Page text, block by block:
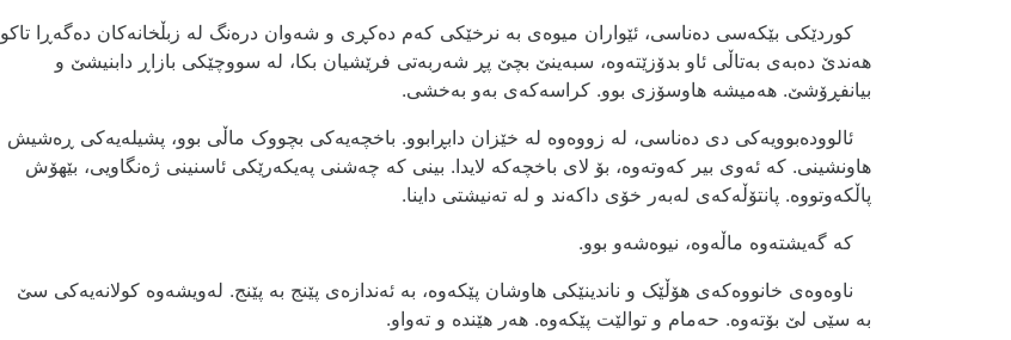
کوردێکی بێکەسی دەناسی، ئێواران میوەی بە نرخێکی کەم دەکڕی و شەوان درەنگ لە زبڵخانەکان دەگەڕا تاکو
ھەندێ دەبەی بەتاڵی ئاو بدۆزێتەوە، سبەینێ بچێ پڕ شەربەتی فرێشیان بکا، لە سووچێکی بازاڕ دابنیشێ و
بیانفڕۆشێ. ھەمیشە ھاوسۆزی بوو. کراسەکەی بەو بەخشی.
ئالوودەبوویەکی دی دەناسی، لە زووەوە لە خێزان دابڕابوو. باخچەیەکی بچووک ماڵی بوو، پشیلەیەکی ڕەشیش
ھاونشینی. کە ئەوی بیر کەوتەوە، بۆ لای باخچەکە لایدا. بینی کە چەشنی پەیکەرێکی ئاسنینی ژەنگاویی، بێھۆش
پاڵکەوتووە. پانتۆڵەکەی لەبەر خۆی داکەند و لە تەنیشتی داینا.
کە گەیشتەوە ماڵەوە، نیوەشەو بوو.
ناوەوەی خانووەکەی ھۆڵێک و ناندينێکی ھاوشان پێکەوە، بە ئەندازەی پێنج بە پێنج. لەویشەوە کولانەیەکی سێ
بە سێی لێ بۆتەوە. حەمام و توالێت پێکەوە. ھەر ھێندە و تەواو.